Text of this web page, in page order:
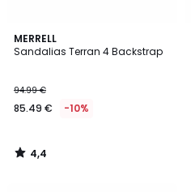
MERRELL
Sandalias Terran 4 Backstrap
94.99 €
85.49 € -10%
4,4
/ 5
4,4
/